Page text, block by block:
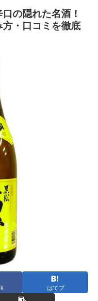
の隠れた名酒！
・口コミを徹底
はてブ